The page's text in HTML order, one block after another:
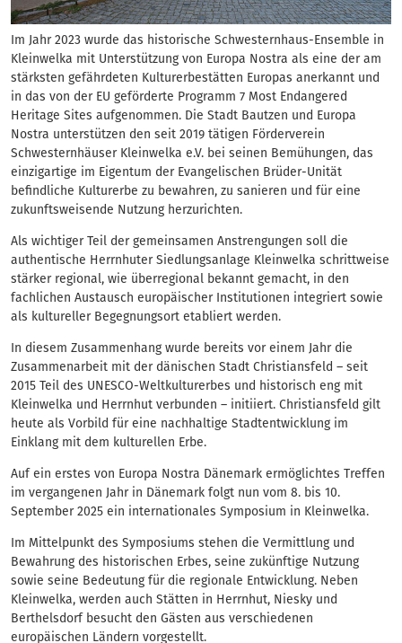
Im Jahr 2023 wurde das historische Schwesternhaus-Ensemble in
Kleinwelka mit Unterstützung von Europa Nostra als eine der am
stärksten gefährdeten Kulturerbestätten Europas anerkannt und
in das von der EU geförderte Programm 7 Most Endangered
Heritage Sites aufgenommen. Die Stadt Bautzen und Europa
Nostra unterstützen den seit 2019 tätigen Förderverein
Schwesternhäuser Kleinwelka e.V. bei seinen Bemühungen, das
einzigartige im Eigentum der Evangelischen Brüder-Unität
befindliche Kulturerbe zu bewahren, zu sanieren und für eine
zukunftsweisende Nutzung herzurichten.
Als wichtiger Teil der gemeinsamen Anstrengungen soll die
authentische Herrnhuter Siedlungsanlage Kleinwelka schrittweise
stärker regional, wie überregional bekannt gemacht, in den
fachlichen Austausch europäischer Institutionen integriert sowie
als kultureller Begegnungsort etabliert werden.
In diesem Zusammenhang wurde bereits vor einem Jahr die
Zusammenarbeit mit der dänischen Stadt Christiansfeld – seit
2015 Teil des UNESCO-Weltkulturerbes und historisch eng mit
Kleinwelka und Herrnhut verbunden – initiiert. Christiansfeld gilt
heute als Vorbild für eine nachhaltige Stadtentwicklung im
Einklang mit dem kulturellen Erbe.
Auf ein erstes von Europa Nostra Dänemark ermöglichtes Treffen
im vergangenen Jahr in Dänemark folgt nun vom 8. bis 10.
September 2025 ein internationales Symposium in Kleinwelka.
Im Mittelpunkt des Symposiums stehen die Vermittlung und
Bewahrung des historischen Erbes, seine zukünftige Nutzung
sowie seine Bedeutung für die regionale Entwicklung. Neben
Kleinwelka, werden auch Stätten in Herrnhut, Niesky und
Berthelsdorf besucht den Gästen aus verschiedenen
europäischen Ländern vorgestellt.